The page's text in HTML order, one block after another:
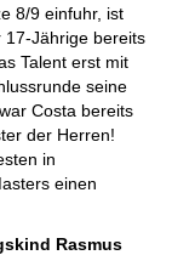
8/9 einfuhr, ist
17-Jährige bereits
Talent erst mit
seine
Costa bereits
der Herren!
in
einen
Rasmus